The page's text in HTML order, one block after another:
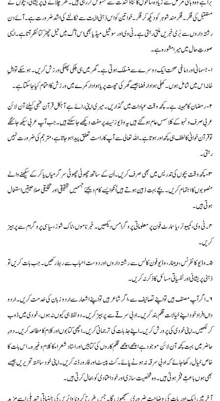
مستقبل کی فکر۔ فکر مند شوہر کو دیکھ کر فکر۔ خواتین کو اس ذہنی اذیت سے نکالنے کی اشد ضرورت ہے۔ آئے دن
رشتہ داروں سے بُری خبریں ملتی رہتی ہے۔ ٹی وی اور سوشیل میڈیا بھی اس آگ میں تیل چھڑکتا نظر آتاہے۔ ایسی
صورتِ حال میں میرا مشورہ ہے۔
۱- جسمانی اور دماغی صحت ایک دوسرے سے منسلک ہوتی ہے۔ گھر میں ہی ہلکی پھلکی ورزش کریں۔ ہو سکے تو اہلِ
خانہ اس میں شامل ہوں۔ کھلی ہوادار فضا جیسے گھر کی چھت پر یا ہوادار کمرے میں ورزش کا احتمام کیا جا سکتا ہے۔
۲- رمضان کا مہینہ ہے۔ کچھ وقت عبادات میں گذاریں۔ میری اپنی رائے ہے آجکل قرآن فہمی کیلئے آن لائن
عربی صرف و نہو کے کلاسس عام ہوگئے ہیں یہ وڈیوز نیٹ پر مفت دیکھے جاسکتے ہیں۔ جب آپ عربی سیکھ جائنگے
تو قرآن خوانی کا لطف ہی کچھ اور ہوتا ہے۔ اللہ تعالی سے آپ کا راست تعلق پیدا ہوجاتا ہے، مترجم کی ضرورت نہیں
رہتی۔
۳- کچھ وقت بچوں کی تدریس میں بھی صرف کریں۔ اُن کے ساتھ چھوٹی چھوٹی سرگرمیاں یا کرکے سیکھنے والے
منصوبوں کا اہتمام کریں۔ بچے بہت ذہین ہوتے ہیں اٗنکو ایسے کام دیجئے جسمیں تحقیقی اور تخلیقی صلاحیتیں استعمال
ہوتی ہیں۔
۴۔ ٹی وی، کمپیوٹر، یا سمارٹ فون پر معلوماتی پروگرامس دیکھیں۔ خبر ناموں، ٹاک شوز، سیاسی پروگرام سے پرہیز
کریں۔
۵۔ وڈیو کانفرنس، ویبنار، وڈیو فون کالس سے رشتہ داروں اور دوست احباب سے ربط رکھیں۔ جب بات کریں تو
ذہنی پریشانی اور نفسیاتی مسائل کا ذکر نہ کریں۔
۶۔ اگر آپ مصنف ہیں تو اپنے تصانیف سے، اگر شاعر ہیں تو اپنے اشعار سے اردو زبان کی خدمت کریں۔ اردو
داں افراد خود اپنے خیالات قلم بند کریں۔ ادبی سرقے سے پرہیز کریں۔ دو لفظ ہی کیوں نہ ہوں، خودی میں ڈوب
کر لکھیں۔ اپنی خودی کی پرورش کریں۔ اپنے جذبات کی ترجمانی کریں۔ اچھی کتابوں اور کلام کا مطالعہ کریں۔ دورِ
حاضر میں بہت کچھ آن لائن موجود ہے اچھے اچھے قلم کاروں کی کتابیں اور استاد شعراء کا کلام وغیرہ۔ اس بات کا
خاص خیال رکھا جائے کہ ادبی سرقہ نہ ہو نے پائے۔کٹ پیسٹ اور فارورڈ نہ کریں۔ اپنی خود ساختہ تحریریں جیسے
بھی ہوں باعثِ فخر ہوتی ہیں۔ وہ شخصیت سازی اور خود اعتمادی کو بحال کرتی ہیں۔
آخر میں ایک اور بات کی وضاحت ضروری سمجھوں گا۔ جس طرح کرونا وائرس کی جینیاتی تبدیلی اسے مزید